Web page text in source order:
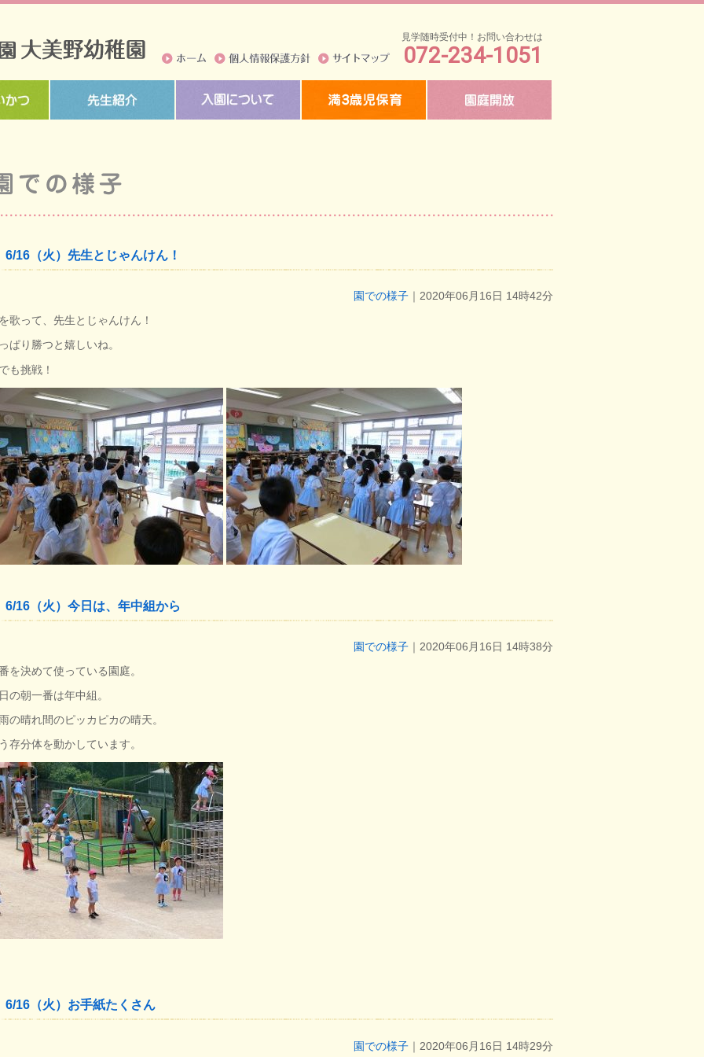
見学随時受付中！お問い合わせは
072-234-1051
6/16（火）先生とじゃんけん！
園での様子 ｜2020年06月16日 14時42分
歌って、先生とじゃんけん！
ぱり勝つと嬉しいね。
も挑戦！
6/16（火）今日は、年中組から
園での様子 ｜2020年06月16日 14時38分
を決めて使っている園庭。
の朝一番は年中組。
の晴れ間のピッカピカの晴天。
存分体を動かしています。
6/16（火）お手紙たくさん
園での様子 ｜2020年06月16日 14時29分